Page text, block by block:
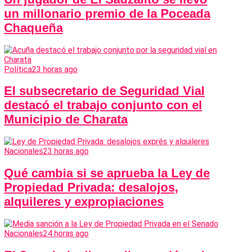
un millonario premio de la Poceada
Chaqueña
Política23 horas ago
El subsecretario de Seguridad Vial
destacó el trabajo conjunto con el
Municipio de Charata
Nacionales23 horas ago
Qué cambia si se aprueba la Ley de
Propiedad Privada: desalojos,
alquileres y expropiaciones
Nacionales24 horas ago